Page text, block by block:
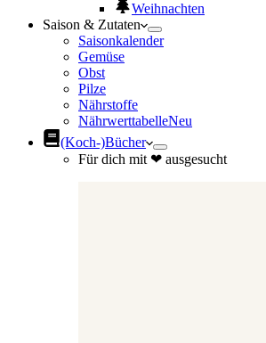
Weihnachten
Saison & Zutaten
Saisonkalender
Gemüse
Obst
Pilze
Nährstoffe
NährwerttabelleNeu
(Koch-)Bücher
Für dich mit ❤ ausgesucht